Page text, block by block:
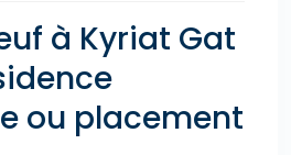
à Kyriat Gat
ou placement